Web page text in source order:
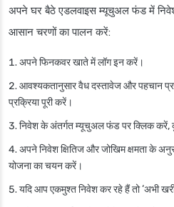
अपने घर बैठे एडलवाइस म्यूचुअल फंड में
आसान चरणों का पालन करें:
अपने फिनकवर खाते में लॉग इन करें।
आवश्यकतानुसार वैध दस्तावेज और पहचान
प्रक्रिया पूरी करें।
निवेश के अंतर्गत म्यूचुअल फंड पर क्लिक करें,
अपने निवेश क्षितिज और जोखिम क्षमता के
योजना का चयन करें।
यदि आप एकमुश्त निवेश कर रहे हैं तो ‘अभी